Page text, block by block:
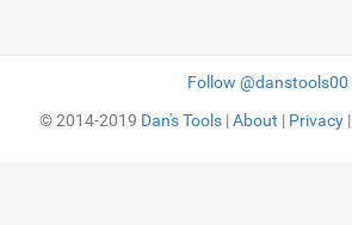
Follow @danstools00
© 2014-2019 Dan's Tools|About | Privacy|